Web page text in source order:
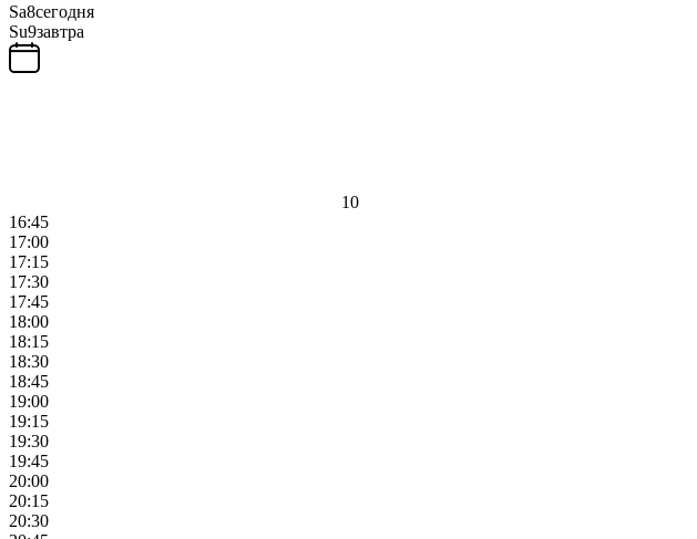
Sa8сегодня
Su9завтра
10
16:45
17:00
17:15
17:30
17:45
18:00
18:15
18:30
18:45
19:00
19:15
19:30
19:45
20:00
20:15
20:30